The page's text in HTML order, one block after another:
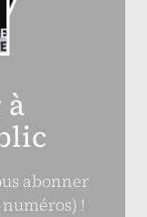
à
abonner
!